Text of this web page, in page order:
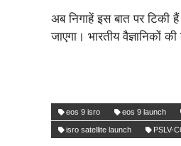
अब निगाहें इस बात पर
जाएगा। भारतीय
eos 9 isro eos 9 launch
isro satellite launch PSLV-